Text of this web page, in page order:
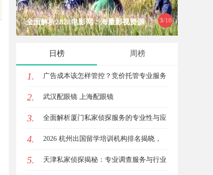
3/10
全面解析2828电影网：海量影视资源
日榜 周榜
1. 广告成本该怎样管控？竞价托管专业服务
商俐麸科技
2. 武汉配眼镜 上海配眼镜
3. 全面解析厦门私家侦探服务的专业性与应
用场景
4. 2026 杭州出国留学培训机构排名揭晓，
这三家靠谱有保障
5. 天津私家侦探揭秘：专业调查服务与行业